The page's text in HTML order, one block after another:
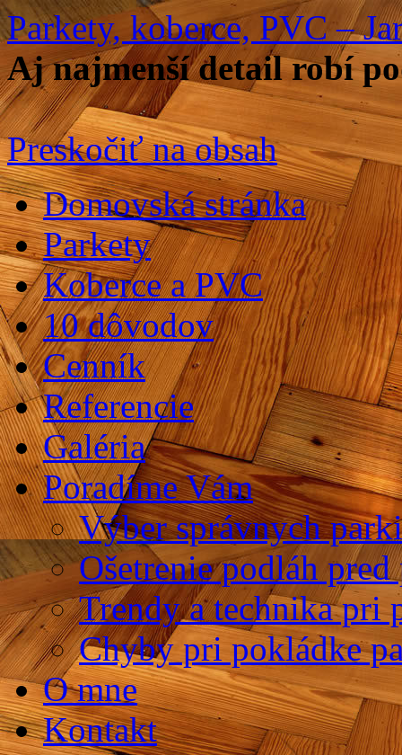
Parkety, koberce, PVC –
Aj najmenší detail robí
Preskočiť na obsah
Domovská stránka
Parkety
Koberce a PVC
10 dôvodov
Cenník
Referencie
Galéria
Poradíme Vám
Výber správnych
Ošetrenie podláh
Trendy a technika pri
Chyby pri pokládke
O mne
Kontakt